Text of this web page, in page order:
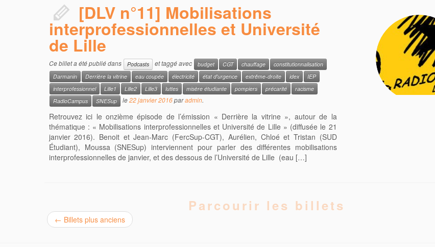
[DLV n°11] Mobilisations
interprofessionnelles et Université
de Lille
Ce billet a été publié dans Podcasts et taggé avec budget CGT chauffage
constitutionnalisation
Darmanin
Derrière la vitrine eau coupée électricité état d'urgence extrême-droite idex
IEP
interprofessionnel
Lille1 Lille2 Lille3 luttes misère étudiante pompiers précarité
racisme
RadioCampus
SNESup le22 janvier 2016paradmin.
Retrouvez ici le onzième épisode de l’émission « Derrière la vitrine », autour de la
thématique : « Mobilisations interprofessionnelles et Université de Lille » (diffusée le 21
janvier 2016). Benoit et Jean-Marc (FercSup-CGT), Aurélien, Chloé et Tristan (SUD
Étudiant), Moussa (SNESup) interviennent pour parler des différentes mobilisations
interprofessionnelles de janvier, et des dessous de l’Université de Lille (eau […]
Parcourir les billets
← Billets plus anciens